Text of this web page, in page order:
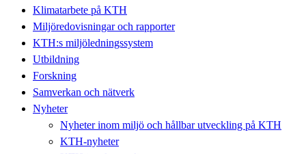
Klimatarbete på KTH
Miljöredovisningar och rapporter
KTH:s miljöledningssystem
Utbildning
Forskning
Samverkan och nätverk
Nyheter
Nyheter inom miljö och hållbar utveckling på KTH
KTH-nyheter